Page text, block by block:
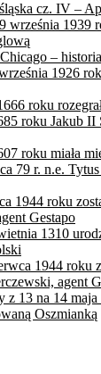
cz. IV –
września 1939
–
1926
roku
roku Jakub II
roku miała
79 r. n.e.
1944 roku
Gestapo
1310
1944 roku
agent
z 13 na 14 maja
Oszmianką